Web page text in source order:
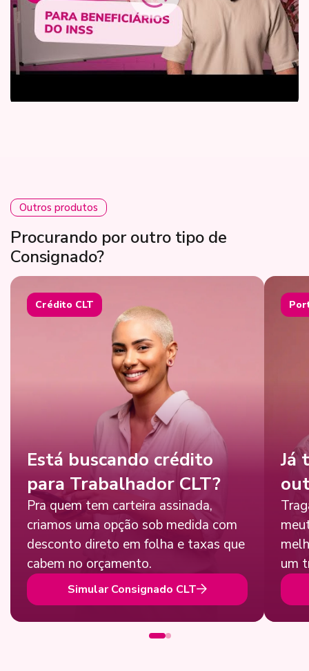
Outros produtos
Procurando por outro tipo de
Consignado?
Crédito CLT
Está buscando crédito
para Trabalhador CLT?
Pra quem tem carteira assinada,
criamos uma opção sob medida com
desconto direto em folha e taxas que
cabem no orçamento.
Simular Consignado CLT
Já
um